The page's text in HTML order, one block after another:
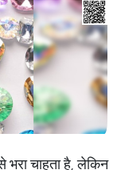
भरा चाहता है, लेकिन